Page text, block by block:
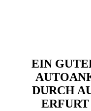
EIN
DURCH